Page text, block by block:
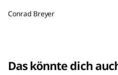
Conrad Breyer
Das könnte dich